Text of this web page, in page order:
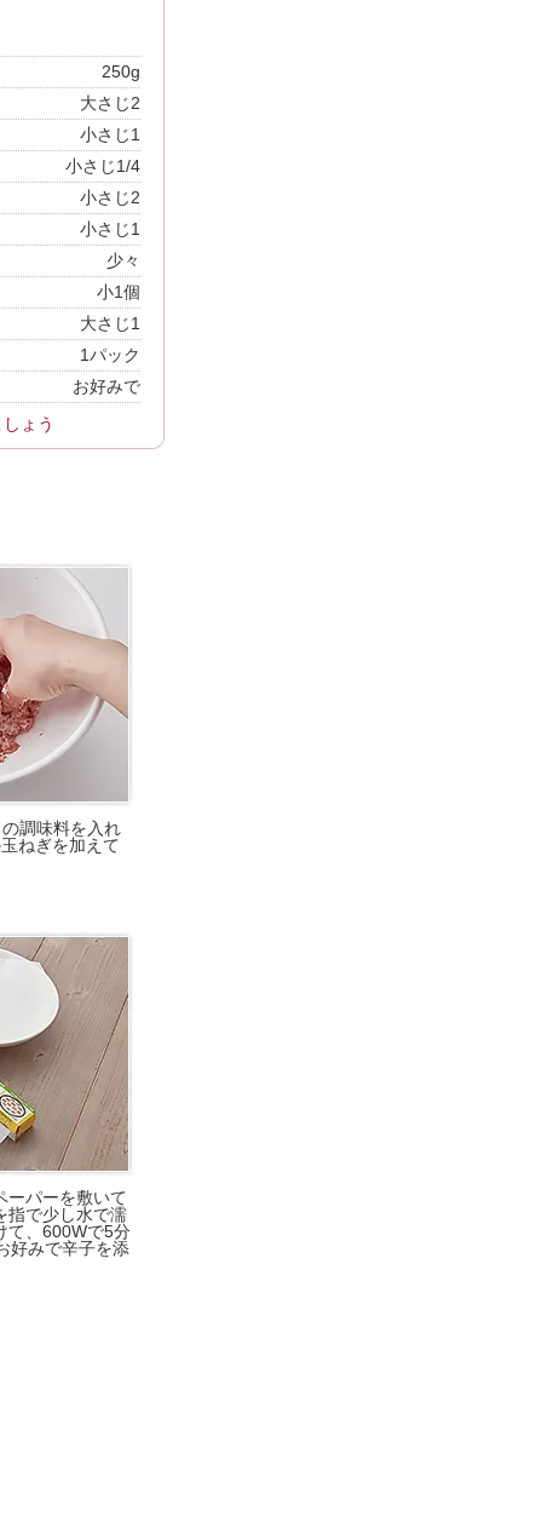
250g
大さじ2
小さじ1
小さじ1/4
小さじ2
小さじ1
少々
小1個
大さじ1
1パック
お好みで
ょう
調味料を入れ
ねぎを加えて
ーパーを敷いて
指で少し水で濡
て、600Wで5分
好みで辛子を添